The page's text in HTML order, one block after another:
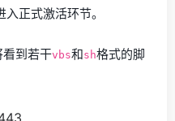
正式激活环节。
到若干vbs和sh格式的脚